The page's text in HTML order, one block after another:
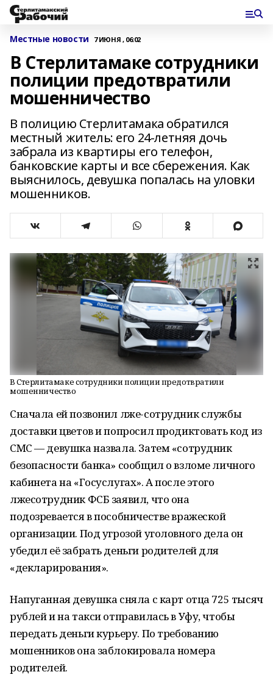
Местные новости 7 ИЮНЯ , 06:02
В Стерлитамаке сотрудники
полиции предотвратили
мошенничество
В полицию Стерлитамака обратился
местный житель: его 24-летняя дочь
забрала из квартиры его телефон,
банковские карты и все сбережения. Как
выяснилось, девушка попалась на уловки
мошенников.
В Стерлитамаке сотрудники полиции предотвратили
мошенничество
Сначала ей позвонил лже-сотрудник службы
доставки цветов и попросил продиктовать код из
СМС — девушка назвала. Затем «сотрудник
безопасности банка» сообщил о взломе личного
кабинета на «Госуслугах». А после этого
лжесотрудник ФСБ заявил, что она
подозревается в пособничестве вражеской
организации. Под угрозой уголовного дела он
убедил её забрать деньги родителей для
«декларирования».
Напуганная девушка сняла с карт отца 725 тысяч
рублей и на такси отправилась в Уфу, чтобы
передать деньги курьеру. По требованию
мошенников она заблокировала номера
родителей.